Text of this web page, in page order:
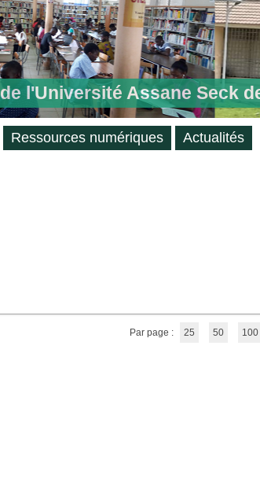
l'Université Assane Seck
Par page : 25 50 100
Ressources numériques Actualités